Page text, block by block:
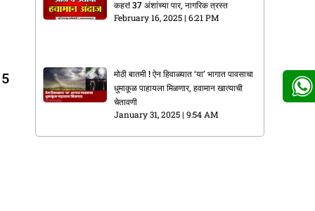
कहर! 37 अंशांच्या पार, नागरिक त्रस्त
February 16, 2025 6:21 PM
मोठी बातमी ! ऐन हिवाळ्यात ‘या’ भागात पावसाचा
धुमाकूळ पाहायला मिळणार, हवामान खात्याची
चेतावणी
January 31, 2025 9:54 AM